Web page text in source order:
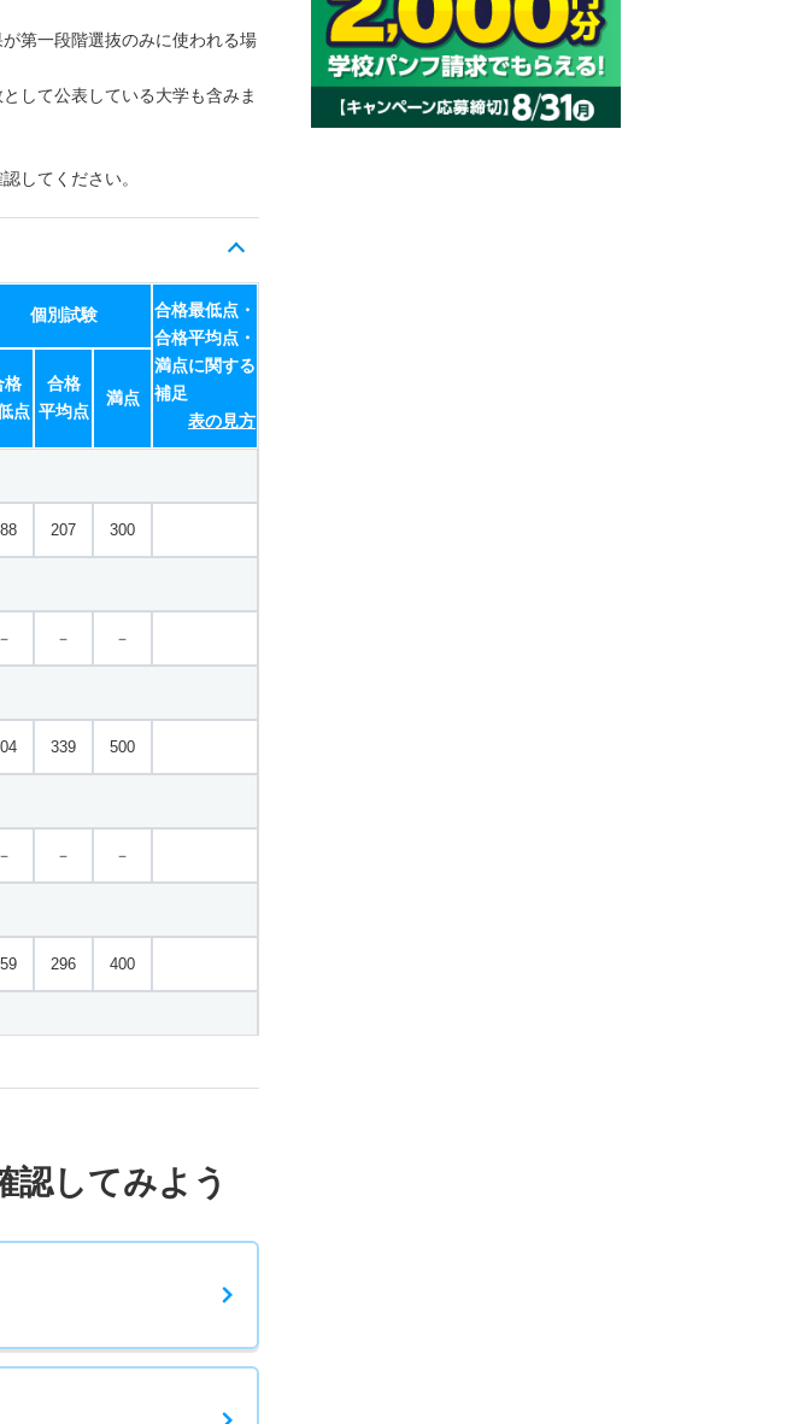
第一段階選抜のみに使われる場
して公表している大学も含みま
してください。
個別試験
合格最低点・
合格平均点・
満点に関する
補足
表の見方
格
点
合格
平均点
満点
207 300
－ － －
339 500
－ － －
296 400
－ －
認してみよう